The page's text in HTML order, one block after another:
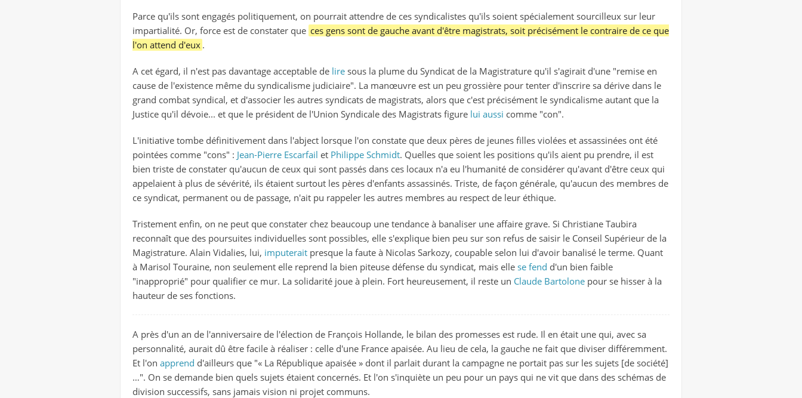
Parce qu'ils sont engagés politiquement, on pourrait attendre de ces syndicalistes qu'ils soient spécialement sourcilleux sur leur
impartialité. Or, force est de constater que ces gens sont de gauche avant d'être magistrats, soit précisément le contraire de ce que
l'on attend d'eux .
A cet égard, il n'est pas davantage acceptable de lire sous la plume du Syndicat de la Magistrature qu'il s'agirait d'une "remise en
cause de l'existence même du syndicalisme judiciaire". La manœuvre est un peu grossière pour tenter d'inscrire sa dérive dans le
grand combat syndical, et d'associer les autres syndicats de magistrats, alors que c'est précisément le syndicalisme autant que la
Justice qu'il dévoie... et que le président de l'Union Syndicale des Magistrats figure lui aussi comme "con".
L'initiative tombe définitivement dans l'abject lorsque l'on constate que deux pères de jeunes filles violées et assassinées ont été
pointées comme "cons" : Jean-Pierre Escarfail et Philippe Schmidt. Quelles que soient les positions qu'ils aient pu prendre, il est
bien triste de constater qu'aucun de ceux qui sont passés dans ces locaux n'a eu l'humanité de considérer qu'avant d'être ceux qui
appelaient à plus de sévérité, ils étaient surtout les pères d'enfants assassinés. Triste, de façon générale, qu'aucun des membres de
ce syndicat, permanent ou de passage, n'ait pu rappeler les autres membres au respect de leur éthique.
Tristement enfin, on ne peut que constater chez beaucoup une tendance à banaliser une affaire grave. Si Christiane Taubira
reconnaît que des poursuites individuelles sont possibles, elle s'explique bien peu sur son refus de saisir le Conseil Supérieur de la
Magistrature. Alain Vidalies, lui, imputerait presque la faute à Nicolas Sarkozy, coupable selon lui d'avoir banalisé le terme. Quant
à Marisol Touraine, non seulement elle reprend la bien piteuse défense du syndicat, mais elle se fend d'un bien faible
"inapproprié" pour qualifier ce mur. La solidarité joue à plein. Fort heureusement, il reste un Claude Bartolone pour se hisser à la
hauteur de ses fonctions.
A près d'un an de l'anniversaire de l'élection de François Hollande, le bilan des promesses est rude. Il en était une qui, avec sa
personnalité, aurait dû être facile à réaliser : celle d'une France apaisée. Au lieu de cela, la gauche ne fait que diviser différemment.
Et l'on apprend d'ailleurs que "« La République apaisée » dont il parlait durant la campagne ne portait pas sur les sujets [de société]
…". On se demande bien quels sujets étaient concernés. Et l'on s'inquiète un peu pour un pays qui ne vit que dans des schémas de
division successifs, sans jamais vision ni projet communs.